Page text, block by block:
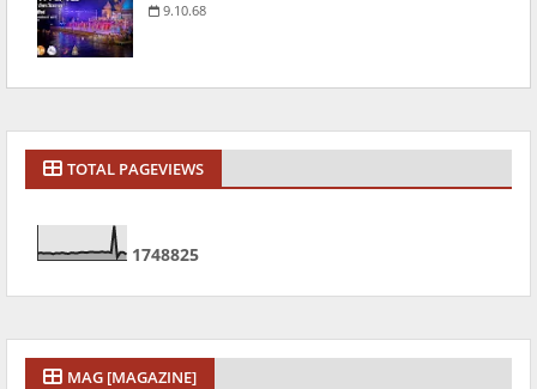
9.10.68
TOTAL PAGEVIEWS
1748825
MAG [MAGAZINE]